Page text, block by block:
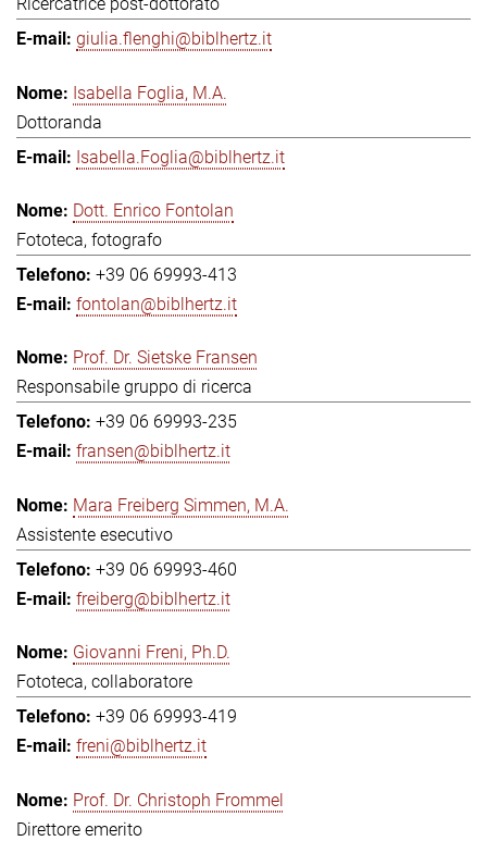
giulia.flenghi@biblhertz.it
Isabella Foglia, M.A.
Dottoranda
Isabella.Foglia@biblhertz.it
Dott. Enrico Fontolan
Fototeca, fotografo
+39 06 69993-413
fontolan@biblhertz.it
Prof. Dr. Sietske Fransen
Responsabile gruppo di ricerca
+39 06 69993-235
fransen@biblhertz.it
Mara Freiberg Simmen, M.A.
Assistente esecutivo
+39 06 69993-460
freiberg@biblhertz.it
Giovanni Freni, Ph.D.
Fototeca, collaboratore
+39 06 69993-419
freni@biblhertz.it
Prof. Dr. Christoph Frommel
Direttore emerito